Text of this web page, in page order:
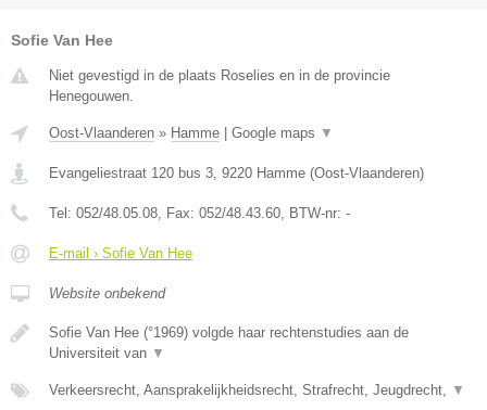
Sofie Van Hee
Niet gevestigd in de plaats Roselies en in de provincie
Henegouwen.
Oost-Vlaanderen » Hamme Google maps ▼
Evangeliestraat 120 bus 3, 9220 Hamme (Oost-Vlaanderen)
Tel: 052/48.05.08, Fax: 052/48.43.60, BTW-nr: -
E-mail › Sofie Van Hee
Website onbekend
Sofie Van Hee (°1969) volgde haar rechtenstudies aan de
Universiteit van ▼
Verkeersrecht, Aansprakelijkheidsrecht, Strafrecht, Jeugdrecht, ▼